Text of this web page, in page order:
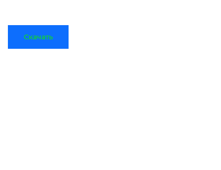
Скачать